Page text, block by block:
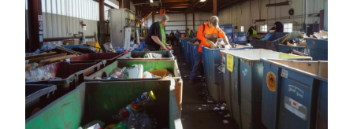
RESÍDUOS:
CONHEÇA
O
SERVIÇO
DE
GESTÃO
COMPLETA